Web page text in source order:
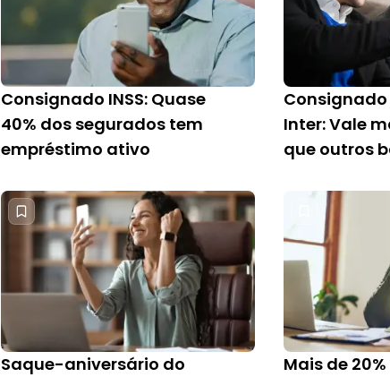
Consignado INSS: Quase
40% dos segurados tem
empréstimo ativo
Inter: Vale
que outros
Saque-aniversário do
Mais de